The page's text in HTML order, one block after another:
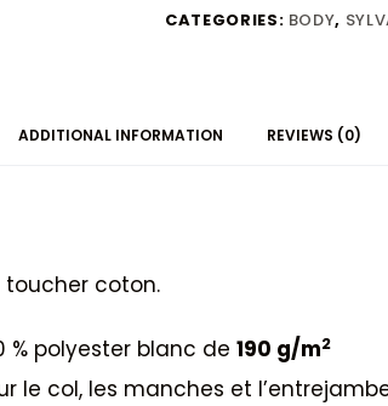
quantity
CATEGORIES: BODY,
ADDITIONAL INFORMATION REVIEWS (0)
coton.
% polyester blanc de 190 g/m2
le col, les manches et